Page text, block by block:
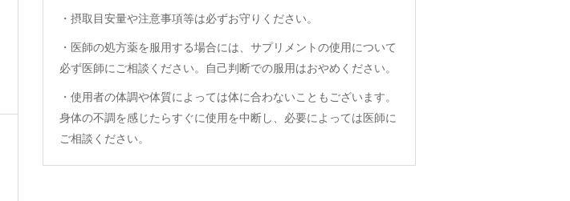
・摂取目安量や注意事項等は必ずお守りください。
・医師の処方薬を服用する場合には、サプリメントの使用について
必ず医師にご相談ください。自己判断での服用はおやめください。
・使用者の体調や体質によっては体に合わないこともございます。
身体の不調を感じたらすぐに使用を中断し、必要によっては医師に
ご相談ください。